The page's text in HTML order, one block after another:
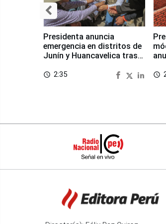
Presidenta anuncia
emergencia en distritos de
Junín y Huancavelica tras
access_time 2:35 access_time